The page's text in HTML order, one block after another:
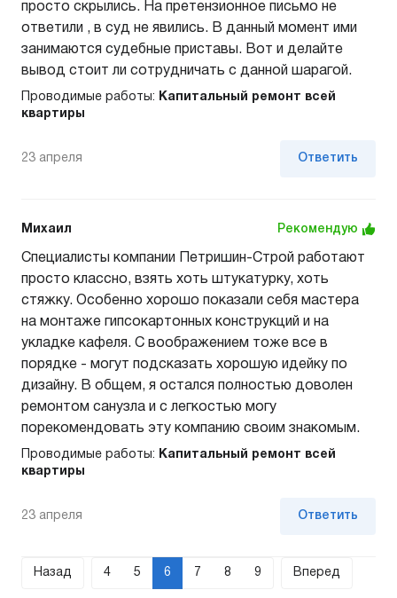
просто скрылись. На претензионное письмо не
ответили , в суд не явились. В данный момент ими
занимаются судебные приставы. Вот и делайте
вывод стоит ли сотрудничать с данной шарагой.
Проводимые работы:
Капитальный ремонт всей
квартиры
23 апреля Ответить
Михаил Рекомендую
Специалисты компании Петришин-Строй работают
просто классно, взять хоть штукатурку, хоть
стяжку. Особенно хорошо показали себя мастера
на монтаже гипсокартонных конструкций и на
укладке кафеля. С воображением тоже все в
порядке - могут подсказать хорошую идейку по
дизайну. В общем, я остался полностью доволен
ремонтом санузла и с легкостью могу
порекомендовать эту компанию своим знакомым.
Проводимые работы:
Капитальный ремонт всей
квартиры
23 апреля Ответить
Назад 4 5 6 7 8 9 Вперед